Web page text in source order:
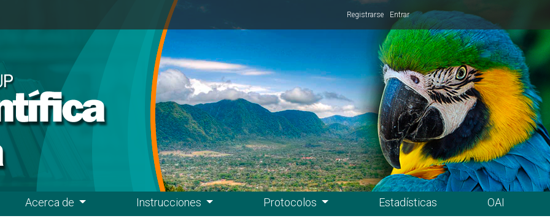
Registrarse Entrar
Acerca de Instrucciones Protocolos Estadísticas OAI